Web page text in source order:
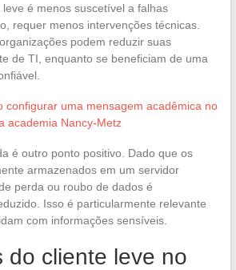
é menos suscetível a falhas
requer menos intervenções técnicas.
podem reduzir suas
de TI, enquanto se beneficiam de uma
configurar uma mensagem acadêmica no
academia Nancy-Metz
é outro ponto positivo. Dado que os
armazenados em um servidor
perda ou roubo de dados é
Isso é particularmente relevante
com informações sensíveis.
do cliente leve no